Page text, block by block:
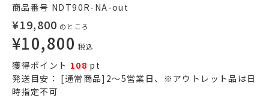
商品番号 NDT90R-NA-out
¥19,800 のところ
¥10,800 税込
獲得ポイント 108 pt
発送目安： [通常商品]2～5営業日、※アウトレット品は日
時指定不可